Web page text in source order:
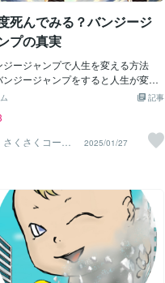
死んでみる？バンジージ
プの真実
ジージャンプで人生を変える方法
ンジージャンプをすると人生が変わ
、そんな話を耳にしたことがあるか
すが、どうだったと思いますか？結
ら言うと、飛んだ瞬間に人生が劇的
わるわけではありませんでした。け
ました。バンジージャンプというの
ただの遊びやスポーツではありませ
高い場所から地面に向かって飛び降
という、日常では経験できない行為
して、心が大きく揺さぶられるので
一歩を踏み出す瞬間の恐怖は言葉に
記事
さくさくコーチ
ング
2025/01/27